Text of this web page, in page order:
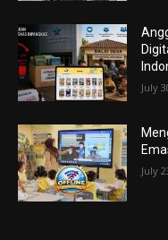
July
July